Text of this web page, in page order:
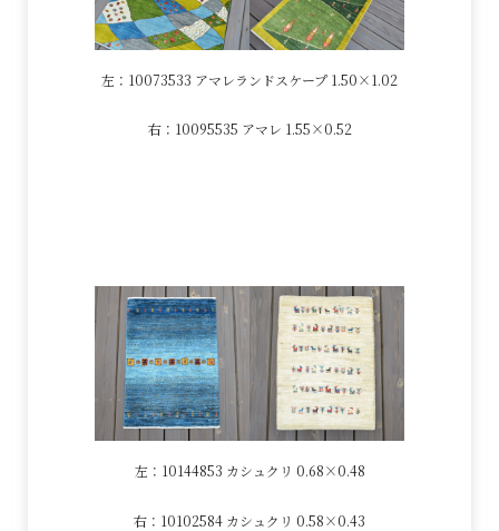
左：10073533 アマレランドスケープ 1.50×1.02
右：10095535 アマレ 1.55×0.52
左：10144853 カシュクリ 0.68×0.48
右：10102584 カシュクリ 0.58×0.43